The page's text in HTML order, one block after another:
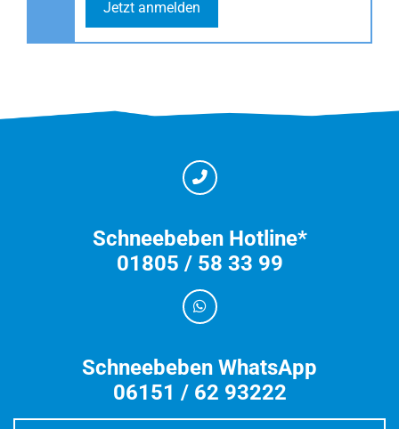
Jetzt anmelden
Schneebeben Hotline*
01805 / 58 33 99
Schneebeben WhatsApp
06151 / 62 93222